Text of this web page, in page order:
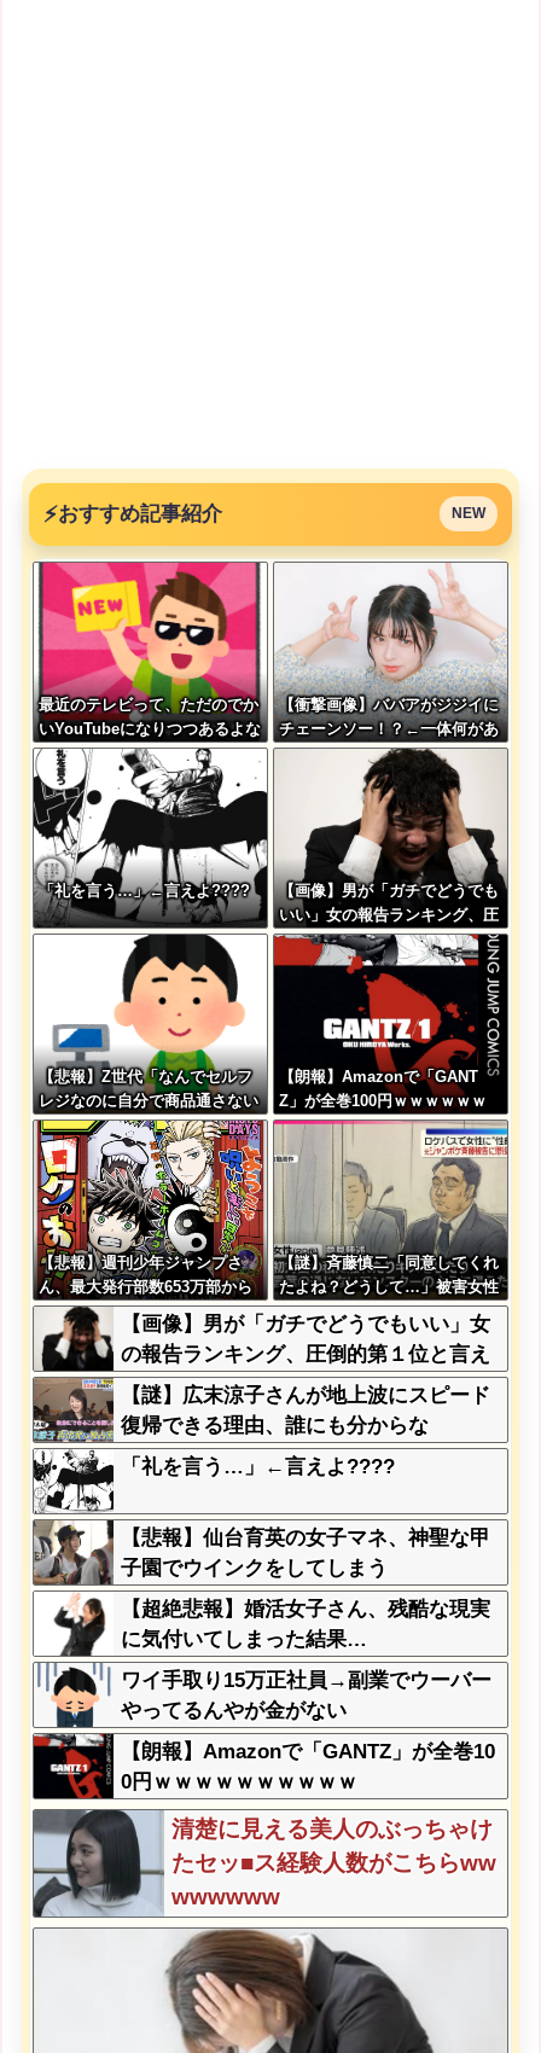
⚡おすすめ記事紹介 NEW
最近のテレビって、ただのでか
いYouTubeになりつつあるよな
【衝撃画像】ババアがジジイに
チェーンソー！？←一体何があ
ったんやコレw w w w w w w
「礼を言う…」←言えよ????
【画像】男が「ガチでどうでも
いい」女の報告ランキング、圧
倒的第１位と言えば『コレ』w
w w w w w w w w w
【悲報】Z世代「なんでセルフ
レジなのに自分で商品通さない
といけないんだ」
【朗報】Amazonで「GANT
Z」が全巻100円ｗｗｗｗｗｗ
ｗｗｗｗ
【悲報】週刊少年ジャンプさ
ん、最大発行部数653万部から
急降下でついに100万部を割っ
てしまう
【謎】斉藤慎二「同意してくれ
たよね？どうして…」被害女性
「彼は言葉が通じないモンスタ
ー」
【画像】男が「ガチでどうでもいい」女
の報告ランキング、圧倒的第１位と言え
ば『コレ』w w w w w w w w w w
【謎】広末涼子さんが地上波にスピード
復帰できる理由、誰にも分からな
い・・・
「礼を言う…」←言えよ????
【悲報】仙台育英の女子マネ、神聖な甲
子園でウインクをしてしまう
【超絶悲報】婚活女子さん、残酷な現実
に気付いてしまった結果…
ワイ手取り15万正社員→副業でウーバー
やってるんやが金がない
【朗報】Amazonで「GANTZ」が全巻10
0円ｗｗｗｗｗｗｗｗｗｗ
清楚に見える美人のぶっちゃけ
たセッ■ス経験人数がこちらww
wwwwww